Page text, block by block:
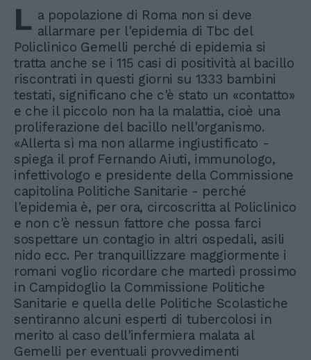
L a popolazione di Roma non si deve
allarmare per l'epidemia di Tbc del
Policlinico Gemelli perché di epidemia si
tratta anche se i 115 casi di positività al bacillo
riscontrati in questi giorni su 1333 bambini
testati, significano che c'è stato un «contatto»
e che il piccolo non ha la malattia, cioè una
proliferazione del bacillo nell'organismo.
«Allerta sì ma non allarme ingiustificato -
spiega il prof Fernando Aiuti, immunologo,
infettivologo e presidente della Commissione
capitolina Politiche Sanitarie - perché
l'epidemia è, per ora, circoscritta al Policlinico
e non c'è nessun fattore che possa farci
sospettare un contagio in altri ospedali, asili
nido ecc. Per tranquillizzare maggiormente i
romani voglio ricordare che martedì prossimo
in Campidoglio la Commissione Politiche
Sanitarie e quella delle Politiche Scolastiche
sentiranno alcuni esperti di tubercolosi in
merito al caso dell'infermiera malata al
Gemelli per eventuali provvedimenti